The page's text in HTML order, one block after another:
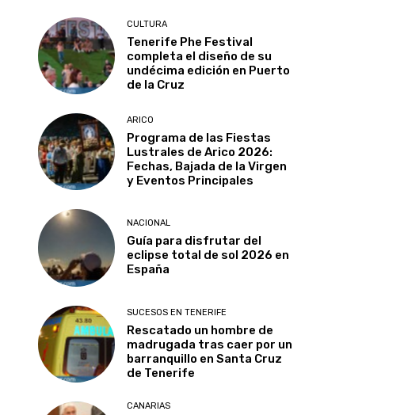
CULTURA
Tenerife Phe Festival
completa el diseño de su
undécima edición en Puerto
de la Cruz
ARICO
Programa de las Fiestas
Lustrales de Arico 2026:
Fechas, Bajada de la Virgen
y Eventos Principales
NACIONAL
Guía para disfrutar del
eclipse total de sol 2026 en
España
SUCESOS EN TENERIFE
Rescatado un hombre de
madrugada tras caer por un
barranquillo en Santa Cruz
de Tenerife
CANARIAS